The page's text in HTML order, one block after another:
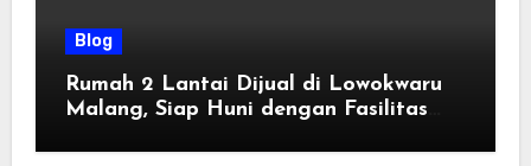
Blog
Rumah 2 Lantai Dijual di Lowokwaru
Malang, Siap Huni dengan Fasilitas